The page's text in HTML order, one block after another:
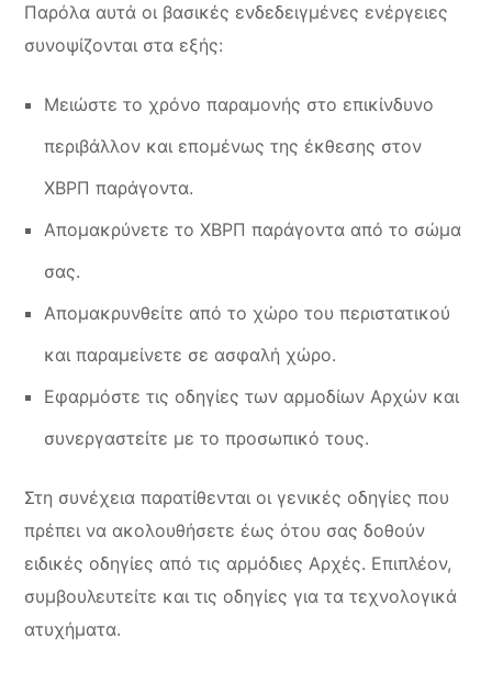
Παρόλα αυτά οι βασικές ενδεδειγμένες ενέργειες
συνοψίζονται στα εξής:
Μειώστε το χρόνο παραμονής στο επικίνδυνο
περιβάλλον και επομένως της έκθεσης στον
ΧΒΡΠ παράγοντα.
Απομακρύνετε το ΧΒΡΠ παράγοντα από το σώμα
σας.
Απομακρυνθείτε από το χώρο του περιστατικού
και παραμείνετε σε ασφαλή χώρο.
Εφαρμόστε τις οδηγίες των αρμοδίων Αρχών και
συνεργαστείτε με το προσωπικό τους.
Στη συνέχεια παρατίθενται οι γενικές οδηγίες που
πρέπει να ακολουθήσετε έως ότου σας δοθούν
ειδικές οδηγίες από τις αρμόδιες Αρχές. Επιπλέον,
συμβουλευτείτε και τις οδηγίες για τα τεχνολογικά
ατυχήματα.